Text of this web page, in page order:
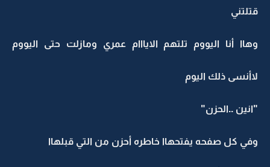
قتلتني
وهاا أنا اليووم تلتهم الايااام عمري ومازلت حتى اليووم
لاأنسى ذلك اليوم
"انين ..الحزن"
وفي كل صفحه يفتحهاا خاطره أحزن من التي قبلهاا